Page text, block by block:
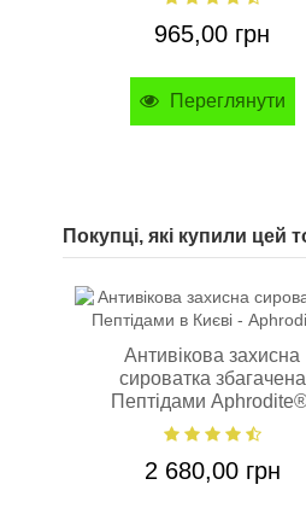
965,00 грн
Переглянути
Покупці, які купили цей
Антивікова захисна
сироватка збагачена
Пептідами
натуральна, 30 мл
2 680,00 грн